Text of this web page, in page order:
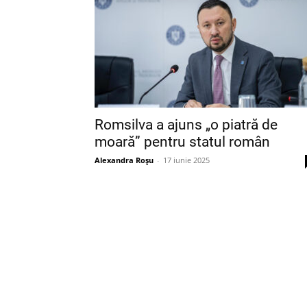
Romsilva a ajuns „o piatră de
moară” pentru statul român
Alexandra Roșu - 17 iunie 2025